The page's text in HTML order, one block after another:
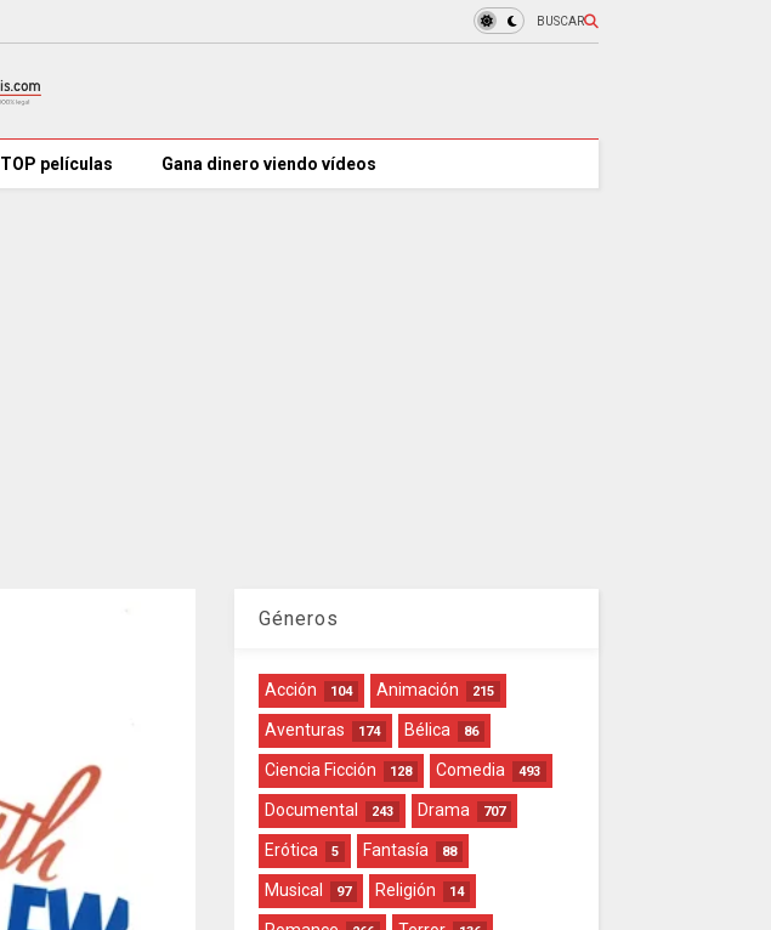
BUSCAR
TOP películas Gana dinero viendo vídeos
Géneros
Acción 104 Animación 215
Aventuras 174 Bélica 86
Ciencia Ficción 128 Comedia 493
Documental 243 Drama 707
Erótica 5 Fantasía 88
Musical 97 Religión 14